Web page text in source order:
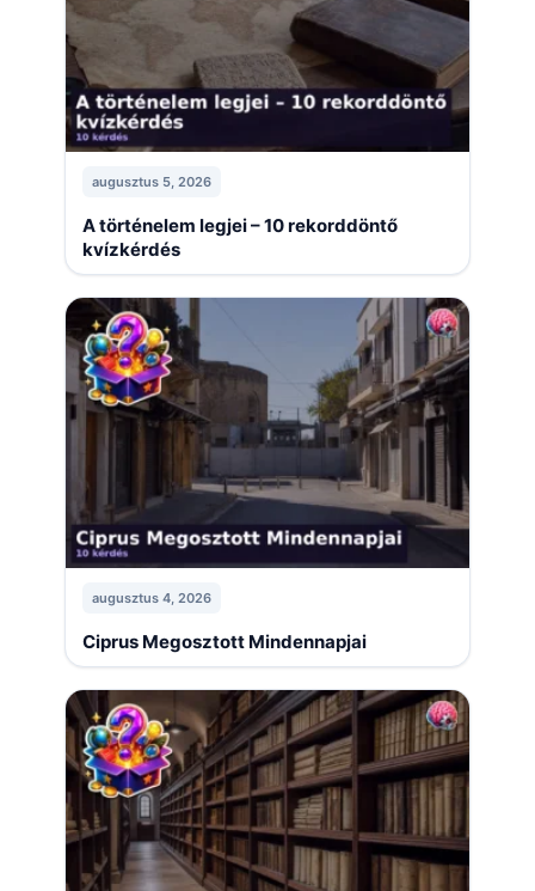
augusztus 5, 2026
A történelem legjei – 10 rekorddöntő
kvízkérdés
augusztus 4, 2026
Ciprus Megosztott Mindennapjai